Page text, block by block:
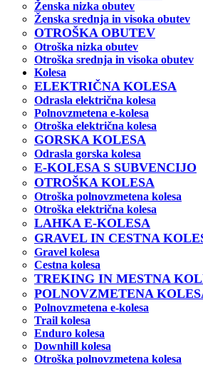
Ženska nizka obutev
Ženska srednja in visoka obutev
OTROŠKA OBUTEV
Otroška nizka obutev
Otroška srednja in visoka obutev
Kolesa
ELEKTRIČNA KOLESA
Odrasla električna kolesa
Polnovzmetena e-kolesa
Otroška električna kolesa
GORSKA KOLESA
Odrasla gorska kolesa
E-KOLESA S SUBVENCIJO
OTROŠKA KOLESA
Otroška polnovzmetena kolesa
Otroška električna kolesa
LAHKA E-KOLESA
GRAVEL IN CESTNA
Gravel kolesa
Cestna kolesa
TREKING IN MESTNA
POLNOVZMETENA
Polnovzmetena e-kolesa
Trail kolesa
Enduro kolesa
Downhill kolesa
Otroška polnovzmetena kolesa